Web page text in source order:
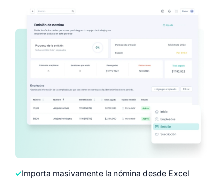
Importa masivamente la nómina desde Excel